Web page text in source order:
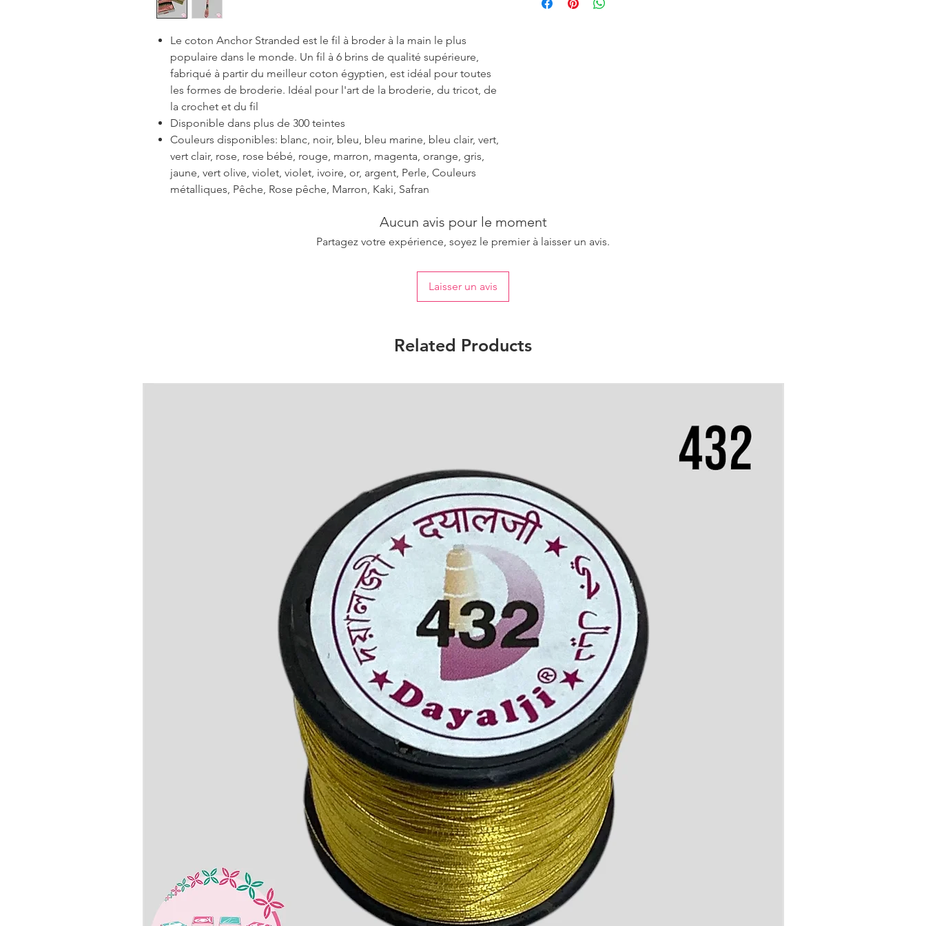
Le coton Anchor Stranded est le fil à broder à la main le plus
populaire dans le monde. Un fil à 6 brins de qualité supérieure,
fabriqué à partir du meilleur coton égyptien, est idéal pour toutes
les formes de broderie. Idéal pour l'art de la broderie, du tricot, de
la crochet et du fil
Disponible dans plus de 300 teintes
Couleurs disponibles: blanc, noir, bleu, bleu marine, bleu clair, vert,
vert clair, rose, rose bébé, rouge, marron, magenta, orange, gris,
jaune, vert olive, violet, violet, ivoire, or, argent, Perle, Couleurs
métalliques, Pêche, Rose pêche, Marron, Kaki, Safran
to ensure the uniformity of colour.
Aucun avis pour le moment
Partagez votre expérience, soyez le premier à laisser un avis.
Laisser un avis
Related Products